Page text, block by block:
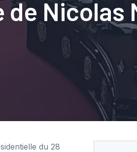
Nicolas
du 28